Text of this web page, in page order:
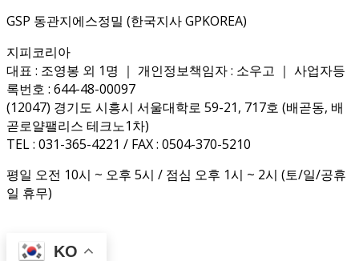
GSP 동관지에스정밀 (한국지사 GPKOREA)
지피코리아
대표 : 조영봉 외 1명 ｜ 개인정보책임자 : 소우고 ｜ 사업자등
록번호 : 644-48-00097
(12047) 경기도 시흥시 서울대학로 59-21, 717호 (배곧동, 배
곧로얄팰리스 테크노1차)
TEL : 031-365-4221 / FAX : 0504-370-5210
평일 오전 10시 ~ 오후 5시 / 점심 오후 1시 ~ 2시 (토/일/공휴
일 휴무)
KO